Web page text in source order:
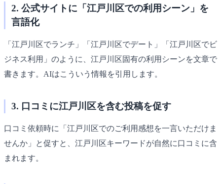
2. 公式サイトに「江戸川区での利用シーン」を
言語化
「江戸川区でランチ」「江戸川区でデート」「江戸川区でビ
ジネス利用」のように、江戸川区固有の利用シーンを文章で
書きます。AIはこういう情報を引用します。
3. 口コミに江戸川区を含む投稿を促す
口コミ依頼時に「江戸川区でのご利用感想を一言いただけま
せんか」と促すと、江戸川区キーワードが自然に口コミに含
まれます。